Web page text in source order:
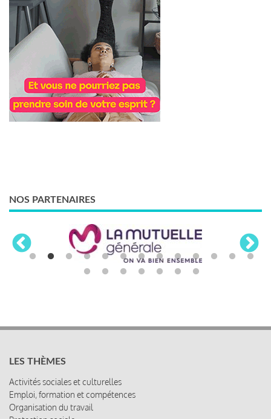
NOS PARTENAIRES
LES THÈMES
Activités sociales et culturelles
Emploi, formation et compétences
Organisation du travail